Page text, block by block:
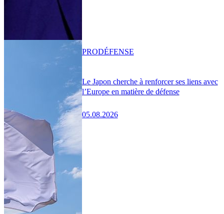
Le Japon cherche à renforcer ses liens avec
l’Europe en matière de défense
05.08.2026
PRODÉFENSE